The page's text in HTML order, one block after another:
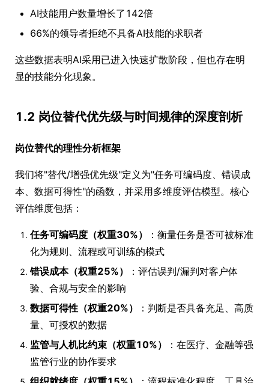
AI技能用户数量增长了142倍
66%的领导者拒绝不具备AI技能的求职者
这些数据表明AI采用已进入快速扩散阶段，但也存在明
显的技能分化现象。
1.2 岗位替代优先级与时间规律的深度剖析
岗位替代的理性分析框架
我们将"替代/增强优先级"定义为"任务可编码度、错误成
本、数据可得性"的函数，并采用多维度评估模型。核心
评估维度包括：
任务可编码度（权重30%）
：衡量任务是否可被标准
化为规则、流程或可训练的模式
错误成本（权重25%）
：评估误判/漏判对客户体
验、合规与安全的影响
数据可得性（权重20%）
：判断是否具备充足、高质
量、可授权的数据
监管与人机比约束（权重10%）
：在医疗、金融等强
监管行业的协作要求